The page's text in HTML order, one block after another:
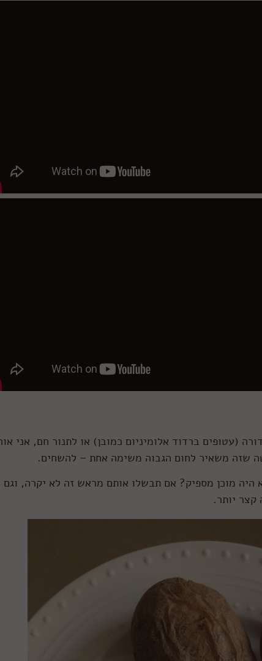
(עטופים ברדוד אלומיניום כמובן) או לתנור חם, אני
שזה משאיר לחום הגבוה משימה אחת – להשחים.
מוכן מספיק? אם תבשלו אותם מראש זה לא יקרה, וגם
קצר יותר.